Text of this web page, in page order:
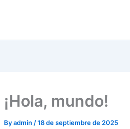
¡Hola, mundo!
Byadmin /18 de septiembre de 2025